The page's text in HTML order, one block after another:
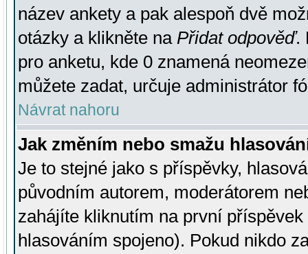
název ankety a pak alespoň dvě
otázky a klikněte na Přidat odpověď.
pro anketu, kde 0 znamená
můžete zadat, určuje administrátor
Návrat nahoru
Jak změním nebo smažu
Je to stejné jako s příspěvky,
původním autorem, moderátorem
zahájíte kliknutím na první
hlasováním spojeno). Pokud nikdo